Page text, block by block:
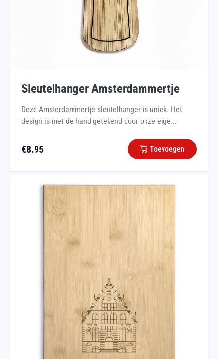
Sleutelhanger Amsterdammertje
Deze Amsterdammertje sleutelhanger is uniek. Het
design is met de hand getekend door onze eige...
€8.95 Toevoegen